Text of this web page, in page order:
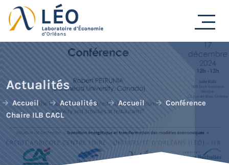
Passer
au
contenu
Actualités
Accueil Actualités Accueil
Conférence
Chaire ILB CACL